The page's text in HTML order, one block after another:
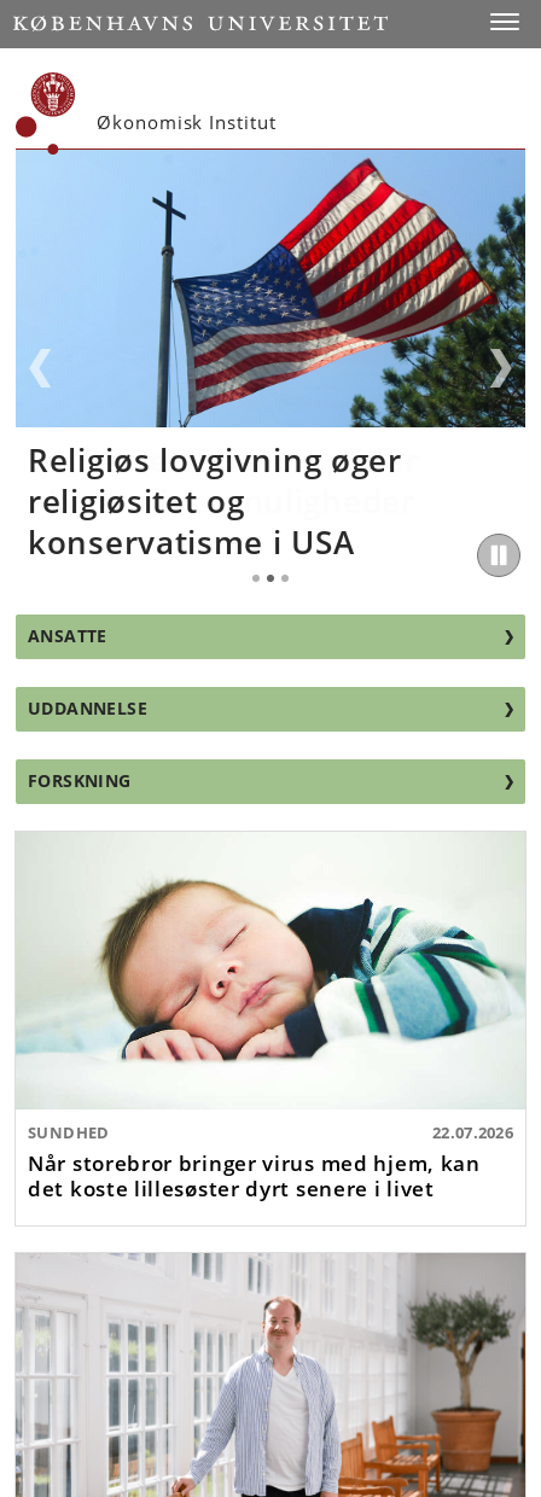
Start
Økonomisk Institut
Religiøs lovgivning øger
religiøsitet og
konservatisme i USA
De fleste af os forspilder
økonomiske muligheder
P-piller kan forringe
kvinders mentale trivsel
ANSATTE
UDDANNELSE
FORSKNING
SUNDHED 22.07.2026
Når storebror bringer virus med hjem, kan
det koste lillesøster dyrt senere i livet